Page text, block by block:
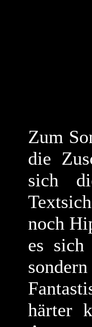
Zum
die
sich
noch
es sich
härter